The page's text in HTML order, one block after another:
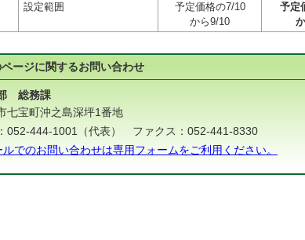
設定範囲
予定価格の7/10
から9/10
予定
ージに関するお問い合わせ
総務課
七宝町沖之島深坪1番地
052-444-1001（代表） ファクス：052-441-8330
ルでのお問い合わせは専用フォームをご利用ください。